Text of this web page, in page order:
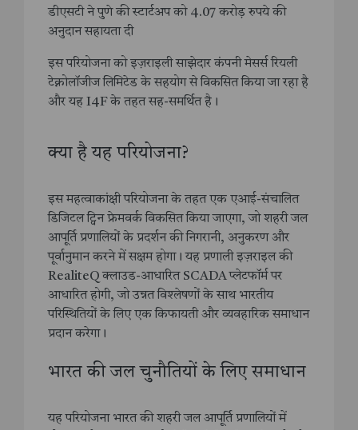
डीएसटी ने पुणे की स्टार्टअप को 4.07 करोड़ रुपये की
अनुदान सहायता दी
इस परियोजना को इज़राइली साझेदार कंपनी मेसर्स रियली
टेक्नोलॉजीज लिमिटेड के सहयोग से विकसित किया जा रहा है
और यह I4F के तहत सह-समर्थित है।
क्या है यह परियोजना?
इस महत्वाकांक्षी परियोजना के तहत एक एआई-संचालित
डिजिटल ट्विन फ्रेमवर्क विकसित किया जाएगा, जो शहरी जल
आपूर्ति प्रणालियों के प्रदर्शन की निगरानी, अनुकरण और
पूर्वानुमान करने में सक्षम होगा। यह प्रणाली इज़राइल की
RealiteQ क्लाउड-आधारित SCADA प्लेटफॉर्म पर
आधारित होगी, जो उन्नत विश्लेषणों के साथ भारतीय
परिस्थितियों के लिए एक किफायती और व्यवहारिक समाधान
प्रदान करेगा।
भारत की जल चुनौतियों के लिए समाधान
यह परियोजना भारत की शहरी जल आपूर्ति प्रणालियों में